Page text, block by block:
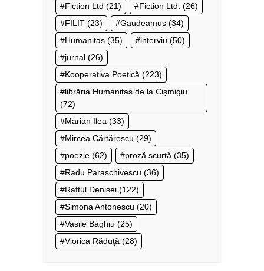
Fiction Ltd (21) Fiction Ltd. (26)
FILIT (23) Gaudeamus (34)
Humanitas (35) interviu (50)
jurnal (26)
Kooperativa Poetică (223)
librăria Humanitas de la Cișmigiu
(72)
Marian Ilea (33)
Mircea Cărtărescu (29)
poezie (62) proză scurtă (35)
Radu Paraschivescu (36)
Raftul Denisei (122)
Simona Antonescu (20)
Vasile Baghiu (25)
Viorica Răduţă (28)